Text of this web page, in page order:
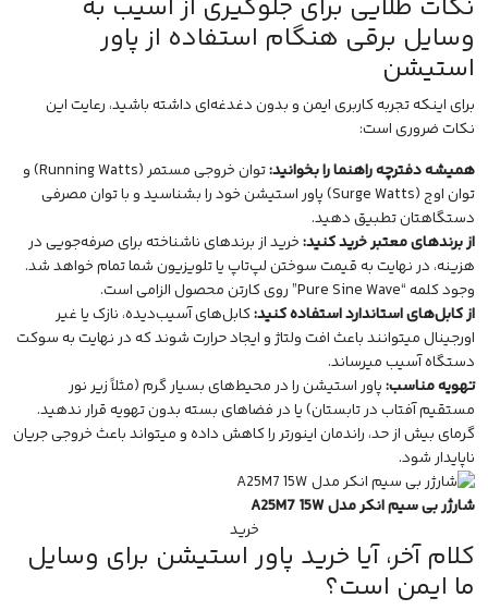
نکات طلایی برای جلوگیری از آسیب به
وسایل برقی هنگام استفاده از پاور
استیشن
برای اینکه تجربه کاربری ایمن و بدون دغدغه‌ای داشته باشید، رعایت این
نکات ضروری است:
همیشه دفترچه راهنما را بخوانید:
توان خروجی مستمر (Running Watts) و
توان اوج (Surge Watts) پاور استیشن خود را بشناسید و با توان مصرفی
دستگاهتان تطبیق دهید.
از برندهای معتبر خرید کنید:خرید از برندهای ناشناخته برای صرفه‌جویی در
هزینه، در نهایت به قیمت سوختن لپ‌تاپ یا تلویزیون شما تمام خواهد شد.
وجود کلمه “Pure Sine Wave” روی کارتن محصول الزامی است.
از کابل‌های استاندارد استفاده کنید:کابل‌های آسیب‌دیده، نازک یا غیر
اورجینال میتوانند باعث افت ولتاژ و ایجاد حرارت شوند که در نهایت به سوکت
دستگاه آسیب میرساند.
تهویه مناسب:پاور استیشن را در محیط‌های بسیار گرم (مثلاً زیر نور
مستقیم آفتاب در تابستان) یا در فضاهای بسته بدون تهویه قرار ندهید.
گرمای بیش از حد، راندمان اینورتر را کاهش داده و میتواند باعث خروجی جریان
ناپایدار شود.
شارژر بی سیم انکر مدل A25M7 15W
خرید
کلام آخر، آیا خرید پاور استیشن برای وسایل
ما ایمن است؟